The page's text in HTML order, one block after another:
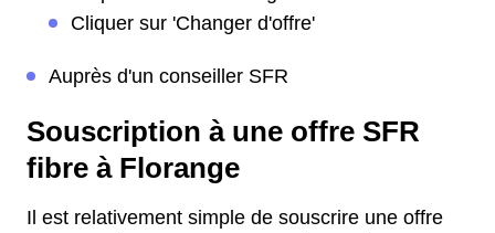
Cliquer sur 'Changer d'offre'
Auprès d'un conseiller SFR
Souscription à une offre SFR
fibre à Florange
Il est relativement simple de souscrire une offre